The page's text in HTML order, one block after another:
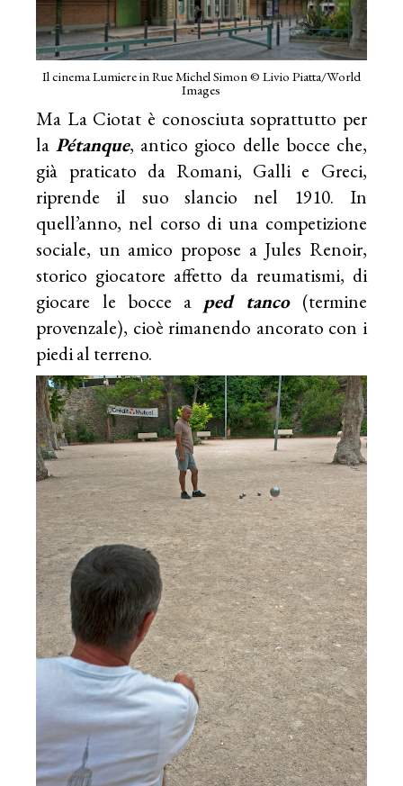
Il cinema Lumiere in Rue Michel Simon © Livio Piatta/World
Images
Ma La Ciotat è conosciuta soprattutto per
laPétanque, antico gioco delle bocce che,
già praticato da Romani, Galli e Greci,
riprende il suo slancio nel 1910. In
quell’anno, nel corso di una competizione
sociale, un amico propose a Jules Renoir,
storico giocatore affetto da reumatismi, di
giocare le bocce a ped tanco(termine
provenzale), cioè rimanendo ancorato con i
piedi al terreno.